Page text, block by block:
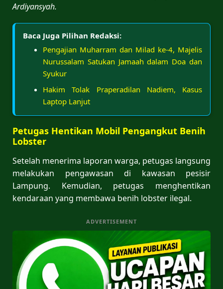
Ardiyansyah.
Baca Juga Pilihan Redaksi:
Pengajian Muharram dan Milad ke-4, Majelis
Nurussalam Satukan Jamaah dalam Doa dan
Syukur
Hakim Tolak Praperadilan Nadiem, Kasus
Laptop Lanjut
Petugas Hentikan Mobil Pengangkut Benih
Lobster
Setelah menerima laporan warga, petugas langsung
melakukan pengawasan di kawasan pesisir
Lampung. Kemudian, petugas menghentikan
kendaraan yang membawa benih lobster ilegal.
ADVERTISEMENT